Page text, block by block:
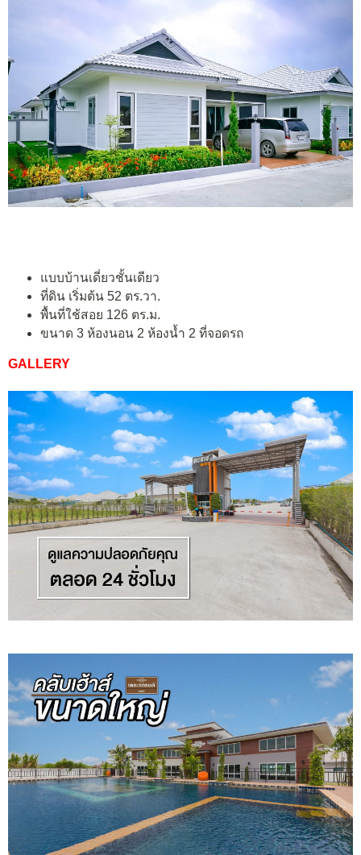
แบบบ้านเดี่ยวชั้นเดียว
ที่ดิน เริ่มต้น 52 ตร.วา.
พื้นที่ใช้สอย 126 ตร.ม.
ขนาด 3 ห้องนอน 2 ห้องน้ำ 2 ที่จอดรถ
GALLERY